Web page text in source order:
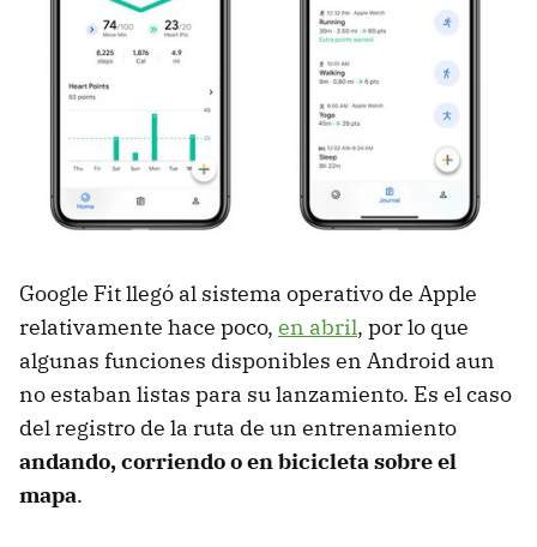
Google Fit llegó al sistema operativo de Apple
relativamente hace poco, en abril, por lo que
algunas funciones disponibles en Android aun
no estaban listas para su lanzamiento. Es el caso
del registro de la ruta de un entrenamiento
andando, corriendo o en bicicleta sobre el
mapa.